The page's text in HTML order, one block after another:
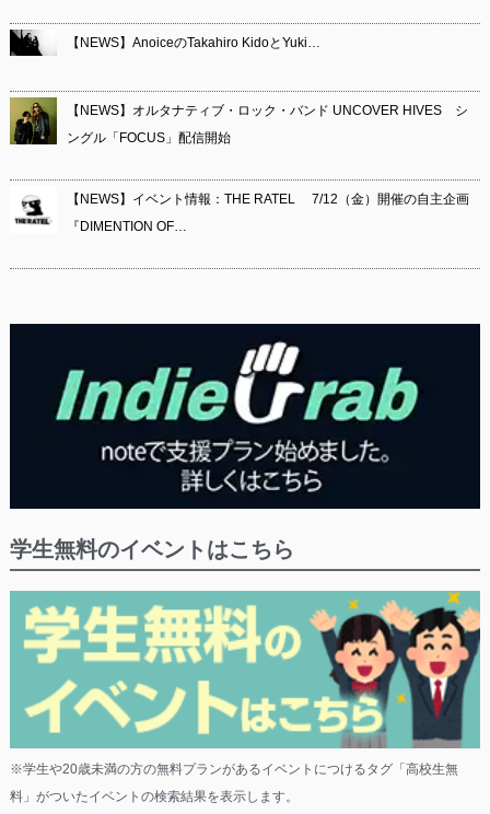
【NEWS】AnoiceのTakahiro KidoとYuki…
【NEWS】オルタナティブ・ロック・バンド UNCOVER HIVES シ
ングル「FOCUS」配信開始
【NEWS】イベント情報：THE RATEL 7/12（金）開催の自主企画
『DIMENTION OF…
学生無料のイベントはこちら
※学生や20歳未満の方の無料プランがあるイベントにつけるタグ「高校生無
料」がついたイベントの検索結果を表示します。